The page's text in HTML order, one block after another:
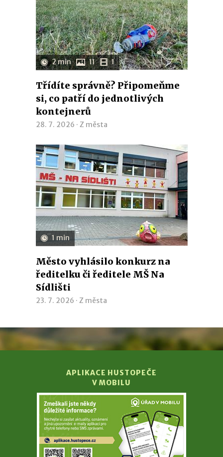
2 min 11 1
Třídíte správně? Připomeňme
si, co patří do jednotlivých
kontejnerů
28. 7. 2026 · Z města
1 min
Město vyhlásilo konkurz na
ředitelku či ředitele MŠ Na
Sídlišti
23. 7. 2026 · Z města
APLIKACE HUSTOPEČE
V MOBILU